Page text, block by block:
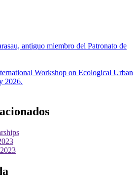
antiguo miembro del Patronato de
Workshop on Ecological Urban
2026.